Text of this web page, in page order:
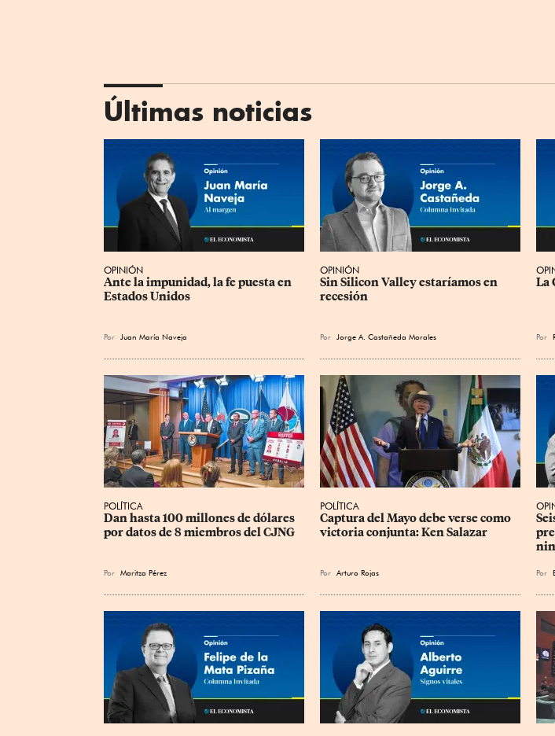
Últimas noticias
OPINIÓN
Ante la impunidad, la fe puesta en
Estados Unidos
Por Juan María Naveja
OPINIÓN
Sin Silicon Valley estaríamos en
recesión
Por Jorge A. Castañeda Morales
La
Por
POLÍTICA
Dan hasta 100 millones de dólares
por datos de 8 miembros del CJNG
Por Maritza Pérez
POLÍTICA
Captura del Mayo debe verse como
victoria conjunta: Ken Salazar
Por Arturo Rojas Por